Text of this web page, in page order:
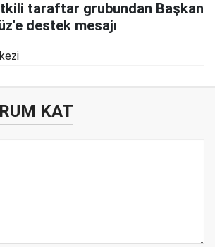
taraftar grubundan Başkan
destek mesajı
KAT